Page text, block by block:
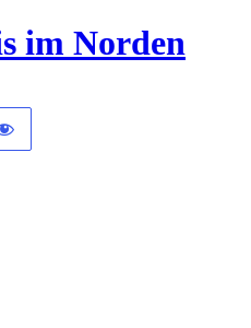
im Norden